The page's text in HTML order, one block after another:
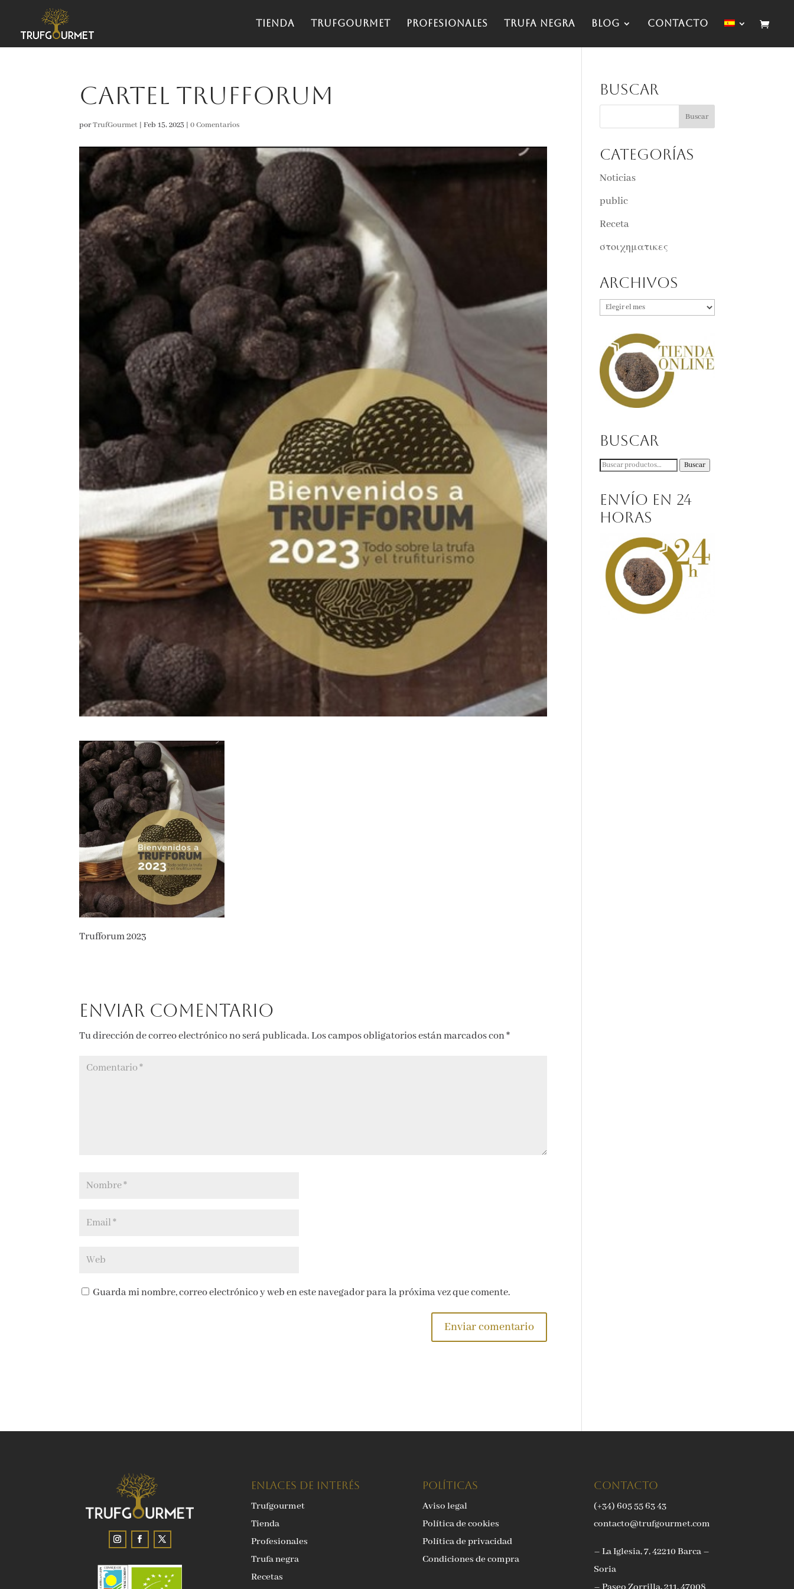
Tienda TrufGourmet Profesionales Trufa negra Blog Contacto
cartel trufforum
porTrufGourmet |Feb 15, 2023 |0 Comentarios
Trufforum 2023
Enviar comentario
Tu dirección de correo electrónico no será publicada. Los campos obligatorios están marcados con*
Guarda mi nombre, correo electrónico y web en este navegador para la próxima vez que comente.
Buscar
Categorías
Noticias
public
Receta
στοιχηματικες
Archivos
Archivos
Buscar
Buscar
Buscar
Envío en 24
horas
ENLACES DE INTERÉS
Trufgourmet
Tienda
Profesionales
Trufa negra
Recetas
Políticas
Aviso legal
Política de cookies
Política de privacidad
Condiciones de compra
Contacto
(+34) 605 55 63 43
contacto@trufgourmet.com
– La Iglesia, 7, 42210 Barca –
Soria